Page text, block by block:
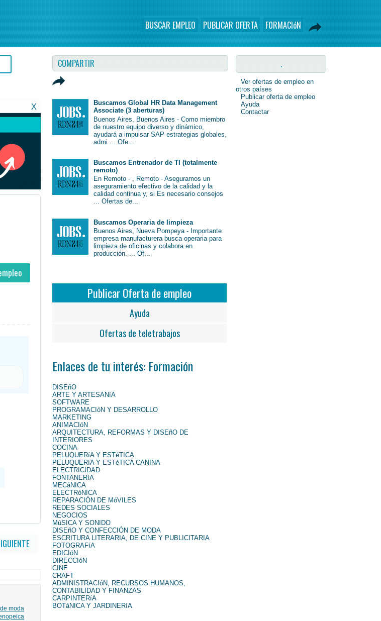
BUSCAR EMPLEO PUBLICAR OFERTA FORMACIóN
X
moda
COMPARTIR
Buscamos Global HR Data Management
Associate (3 aberturas)
Buenos Aires, Buenos Aires - Como miembro
de nuestro equipo diverso y dinámico,
ayudará a impulsar SAP estrategias globales,
admi ... Ofe...
Buscamos Entrenador de TI (totalmente
remoto)
En Remoto - , Remoto - Aseguramos un
aseguramiento efectivo de la calidad y la
calidad continua y, si Es necesario consejos
... Ofertas de...
Buscamos Operaria de limpieza
Buenos Aires, Nueva Pompeya - Importante
empresa manufacturera busca operaria para
limpieza de oficinas y colabora en
producción. ... Of...
Publicar Oferta de empleo
Ayuda
Ofertas de teletrabajos
Enlaces de tu interés: Formación
DISEñO
ARTE Y ARTESANíA
SOFTWARE
PROGRAMACIóN Y DESARROLLO
MARKETING
ANIMACIóN
ARQUITECTURA, REFORMAS Y DISEñO DE
INTERIORES
COCINA
PELUQUERíA Y ESTéTICA
PELUQUERíA Y ESTéTICA CANINA
ELECTRICIDAD
FONTANERíA
MECáNICA
ELECTRóNICA
REPARACIÓN DE MóVILES
REDES SOCIALES
NEGOCIOS
MúSICA Y SONIDO
DISEñO Y CONFECCIÓN DE MODA
ESCRITURA LITERARIA, DE CINE Y PUBLICITARIA
FOTOGRAFíA
EDICIóN
DIRECCIóN
CINE
CRAFT
ADMINISTRACIóN, RECURSOS HUMANOS,
CONTABILIDAD Y FINANZAS
CARPINTERíA
BOTáNICA Y JARDINERíA
.
Ver ofertas de empleo en
otros países
Publicar oferta de empleo
Ayuda
Contactar